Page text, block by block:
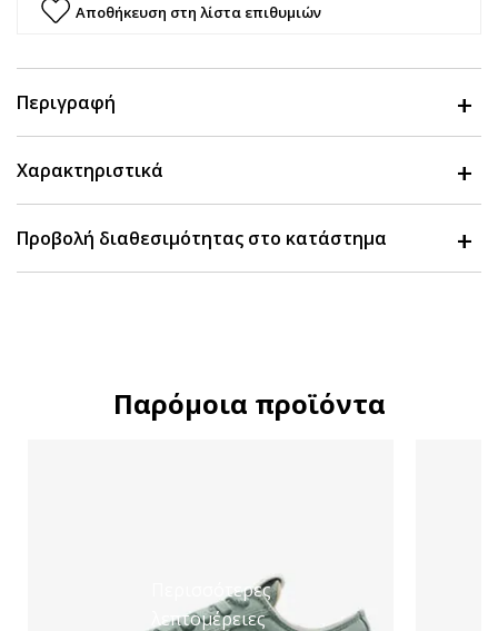
Αποθήκευση στη λίστα επιθυμιών
Περιγραφή
Χαρακτηριστικά
Προβολή διαθεσιμότητας στο κατάστημα
Παρόμοια προϊόντα
Περισσότερες
λεπτομέρειες